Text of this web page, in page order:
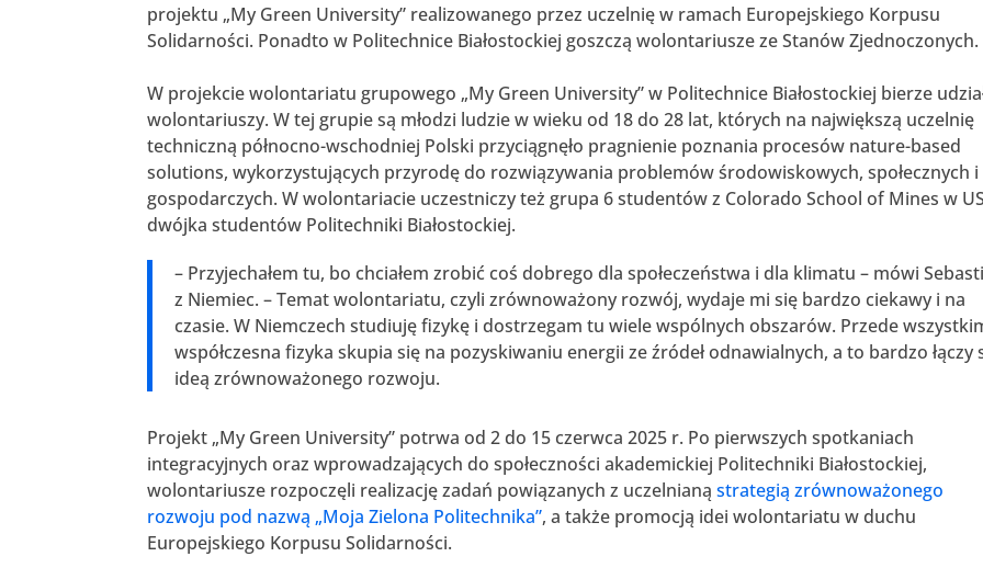
projektu „My Green University” realizowanego przez uczelnię w ramach Europejskiego Korpusu
Solidarności. Ponadto w Politechnice Białostockiej goszczą wolontariusze ze Stanów Zjednoczonych.
W projekcie wolontariatu grupowego „My Green University” w Politechnice Białostockiej bierze
wolontariuszy. W tej grupie są młodzi ludzie w wieku od 18 do 28 lat, których na największą uczelnię
techniczną północno-wschodniej Polski przyciągnęło pragnienie poznania procesów nature-based
solutions, wykorzystujących przyrodę do rozwiązywania problemów środowiskowych, społecznych i
gospodarczych. W wolontariacie uczestniczy też grupa 6 studentów z Colorado School of Mines w
dwójka studentów Politechniki Białostockiej.
– Przyjechałem tu, bo chciałem zrobić coś dobrego dla społeczeństwa i dla klimatu – mówi
z Niemiec. – Temat wolontariatu, czyli zrównoważony rozwój, wydaje mi się bardzo ciekawy i na
czasie. W Niemczech studiuję fizykę i dostrzegam tu wiele wspólnych obszarów. Przede
współczesna fizyka skupia się na pozyskiwaniu energii ze źródeł odnawialnych, a to bardzo łączy
ideą zrównoważonego rozwoju.
Projekt „My Green University” potrwa od 2 do 15 czerwca 2025 r. Po pierwszych spotkaniach
integracyjnych oraz wprowadzających do społeczności akademickiej Politechniki Białostockiej,
wolontariusze rozpoczęli realizację zadań powiązanych z uczelnianąstrategią zrównoważonego
rozwoju pod nazwą „Moja Zielona Politechnika”, a także promocją idei wolontariatu w duchu
Europejskiego Korpusu Solidarności.